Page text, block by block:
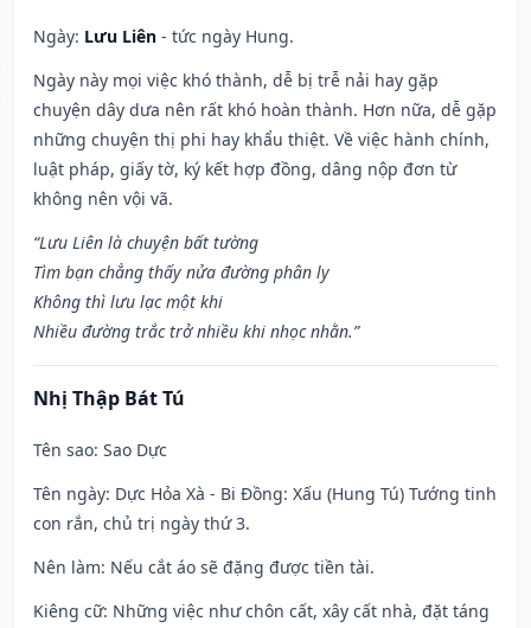
Ngày: Lưu Liên - tức ngày Hung.
Ngày này mọi việc khó thành, dễ bị trễ nải hay gặp
chuyện dây dưa nên rất khó hoàn thành. Hơn nữa, dễ gặp
những chuyện thị phi hay khẩu thiệt. Về việc hành chính,
luật pháp, giấy tờ, ký kết hợp đồng, dâng nộp đơn từ
không nên vội vã.
“Lưu Liên là chuyện bất tường
Tìm bạn chẳng thấy nửa đường phân ly
Không thì lưu lạc một khi
Nhiều đường trắc trở nhiều khi nhọc nhằn.”
Nhị Thập Bát Tú
Tên sao: Sao Dực
Tên ngày: Dực Hỏa Xà - Bi Đồng: Xấu (Hung Tú) Tướng tinh
con rắn, chủ trị ngày thứ 3.
Nên làm: Nếu cắt áo sẽ đặng được tiền tài.
Kiêng cữ: Những việc như chôn cất, xây cất nhà, đặt táng